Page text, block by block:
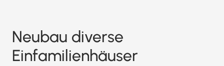
Neubau diverse
Einfamilienhäuser